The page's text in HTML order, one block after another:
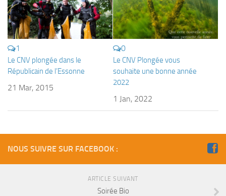
Plongeur N3
Maintien des acquis
Guide de palanquée N4
Moniteur Fédéral
Organisation
1
Le CNV plongée dans le
Républicain de l’Essonne
21 Mar, 2015
0
Le CNV Plongée vous
souhaite une bonne année
2022
1 Jan, 2022
NOUS SUIVRE SUR FACEBOOK :
ARTICLE SUIVANT
Soirée Bio